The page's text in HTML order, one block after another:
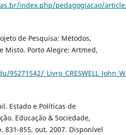
index.php/pedagogiacao/
de Pesquisa: Métodos,
Misto. Porto Alegre: Artmed,
Estado e Políticas de
Educação & Sociedade,
831-855, out. 2007. Disponível